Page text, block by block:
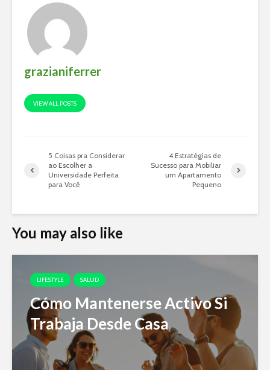
grazianiferrer
VIEW ALL POSTS
5 Coisas pra Considerar
ao Escolher a
Universidade Perfeita
para Você
4 Estratégias de
Sucesso para Mobiliar
um Apartamento
Pequeno
You may also like
LIFESTYLE SALUD
Cómo Mantenerse Activo Si
Trabaja Desde Casa